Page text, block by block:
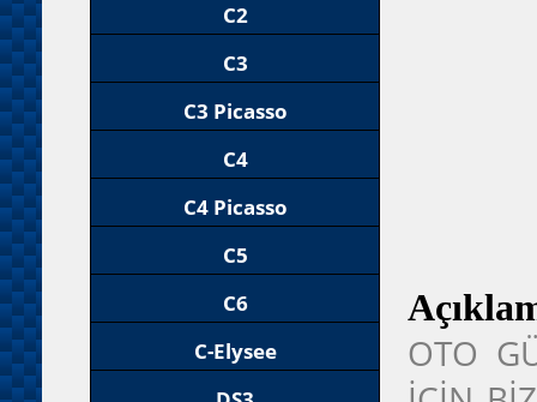
C2
C3
C3 Picasso
C4
C4 Picasso
C5
C6
C-Elysee
OTO